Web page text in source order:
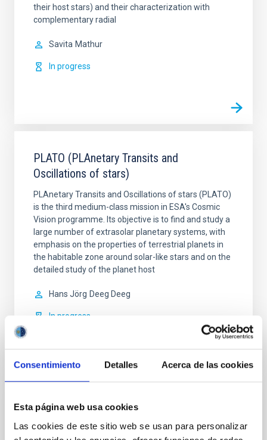
Consentimiento Detalles Acerca de las cookies
Esta página web usa cookies
Las cookies de este sitio web se usan para personalizar
their host stars) and their characterization with
complementary radial
Savita Mathur
In progress
PLATO (PLAnetary Transits and
Oscillations of stars)
PLAnetary Transits and Oscillations of stars (PLATO)
is the third medium-class mission in ESA's Cosmic
Vision programme. Its objective is to find and study a
large number of extrasolar planetary systems, with
emphasis on the properties of terrestrial planets in
the habitable zone around solar-like stars and on the
detailed study of the planet host
Hans Jörg Deeg Deeg
In progress
ESPRESSO - Echelle Spectrograph for
Rocky Exoplanet and Stable Spectroscopic